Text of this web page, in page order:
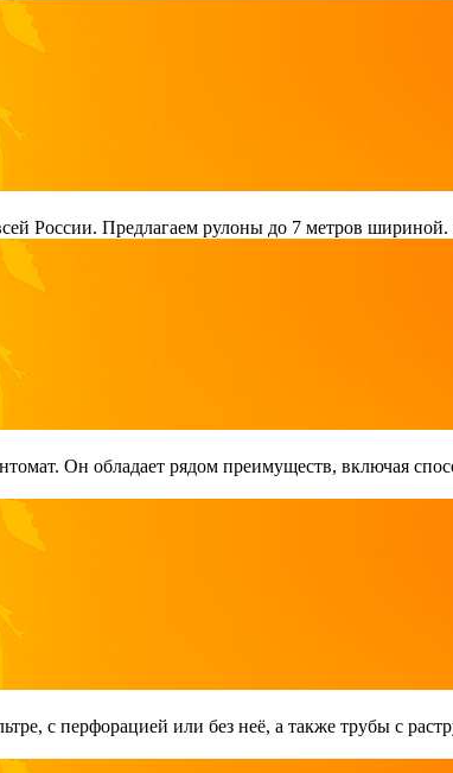
России. Предлагаем рулоны до 7 метров
Он обладает рядом преимуществ, включая
с перфорацией или без неё, а также трубы с